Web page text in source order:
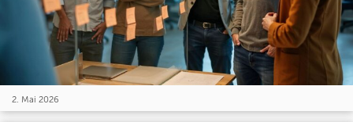
2. Mai 2026